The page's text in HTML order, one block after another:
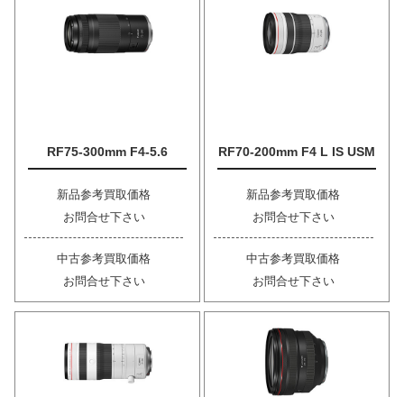
RF75-300mm F4-5.6
新品参考買取価格
お問合せ下さい
中古参考買取価格
お問合せ下さい
RF70-200mm F4 L IS USM
新品参考買取価格
お問合せ下さい
中古参考買取価格
お問合せ下さい